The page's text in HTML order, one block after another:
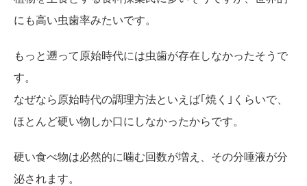
にも高い虫歯率みたいです。
もっと遡って原始時代には虫歯が存在しなかったそうで
す。
なぜなら原始時代の調理方法といえば｢焼く｣くらいで、
ほとんど硬い物しか口にしなかったからです。
硬い食べ物は必然的に噛む回数が増え、その分唾液が分
泌されます。